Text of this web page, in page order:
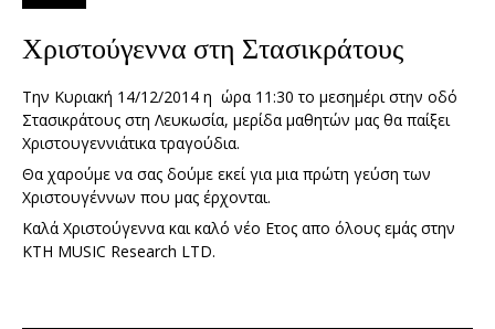
Χριστούγεννα στη Στασικράτους
Την Κυριακή 14/12/2014 η ώρα 11:30 το μεσημέρι στην οδό
Στασικράτους στη Λευκωσία, μερίδα μαθητών μας θα παίξει
Χριστουγεννιάτικα τραγούδια.
Θα χαρούμε να σας δούμε εκεί για μια πρώτη γεύση των
Χριστουγέννων που μας έρχονται.
Καλά Χριστούγεννα και καλό νέο Ετος απο όλους εμάς στην
KTH MUSIC Research LTD.